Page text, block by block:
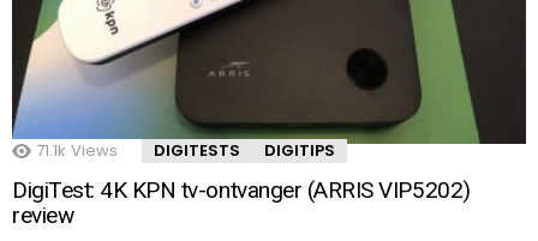
71.1k Views DIGITESTS DIGITIPS
DigiTest: 4K KPN tv-ontvanger (ARRIS VIP5202)
review